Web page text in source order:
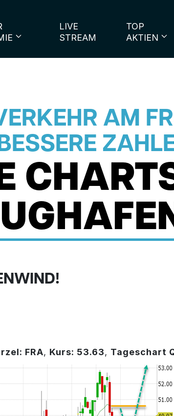
LIVE
STREAM
TOP
AKTIEN
AM
FRA, Kurs: 53.63, Tageschart